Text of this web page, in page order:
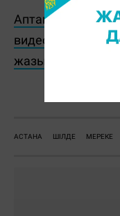
Аптаның басты
видеоларды көру
жазылыңыз
АСТАНА ШІЛДЕ МЕРЕКЕ